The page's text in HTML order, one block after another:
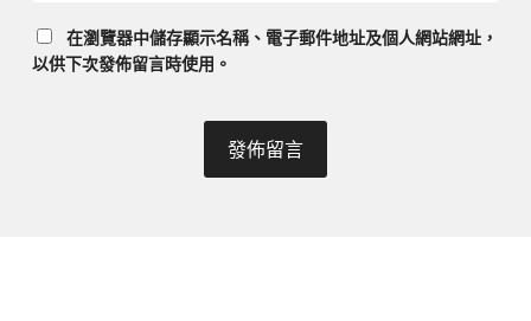
在瀏覽器中儲存顯示名稱、電子郵件地址及個人網站網址，
以供下次發佈留言時使用。